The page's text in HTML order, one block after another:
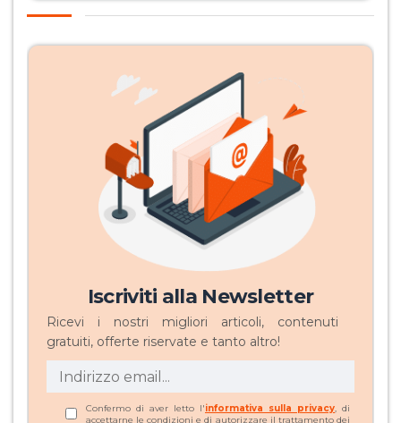
Iscriviti alla Newsletter
Ricevi i nostri migliori articoli, contenuti
gratuiti, offerte riservate e tanto altro!
Confermo di aver letto l'informativa sulla privacy, di
accettarne le condizioni e di autorizzare il trattamento dei